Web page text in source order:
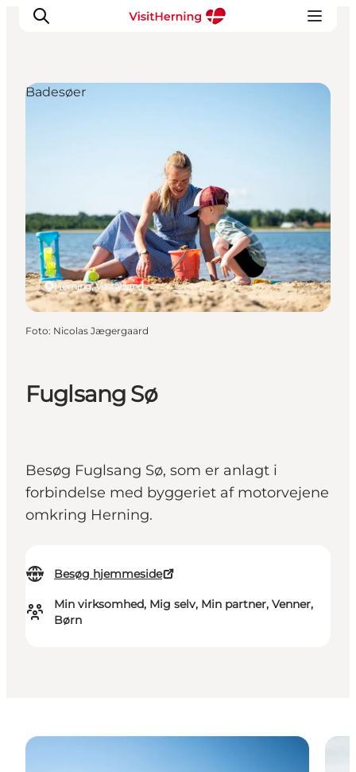
Spis, drik og shop
Find vej
Sov godt
Book overnatning
Fuglsang Sø
Besøg Fuglsang Sø, som er anlagt i
forbindelse med byggeriet af motorvejene
omkring Herning.
Besøg hjemmeside
Min virksomhed, Mig selv, Min partner, Venner,
Børn
Herning, Vestjylland
Badesøer
Foto: Nicolas Jægergaard